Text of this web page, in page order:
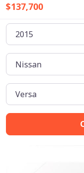
$137,700